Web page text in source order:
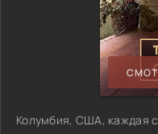
Колумбия, США, каждая